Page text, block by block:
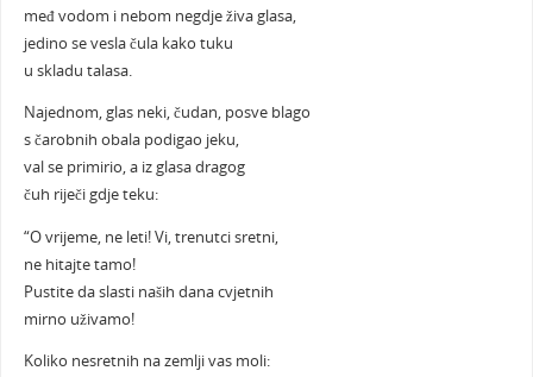
međ vodom i nebom negdje živa glasa,
jedino se vesla čula kako tuku
u skladu talasa.
Najednom, glas neki, čudan, posve blago
s čarobnih obala podigao jeku,
val se primirio, a iz glasa dragog
čuh riječi gdje teku:
“O vrijeme, ne leti! Vi, trenutci sretni,
ne hitajte tamo!
Pustite da slasti naših dana cvjetnih
mirno uživamo!
Koliko nesretnih na zemlji vas moli: